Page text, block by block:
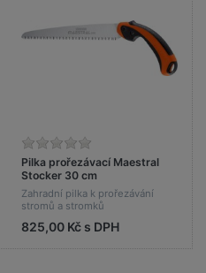
Pilka prořezávací Maestral
Stocker 30 cm
Zahradní pilka k prořezávání
stromů a stromků
825,00 Kč s DPH